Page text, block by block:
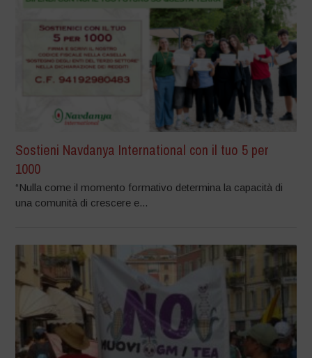
Sostieni Navdanya International con il tuo 5 per
1000
“Nulla come il momento formativo determina la capacità di
una comunità di crescere e...